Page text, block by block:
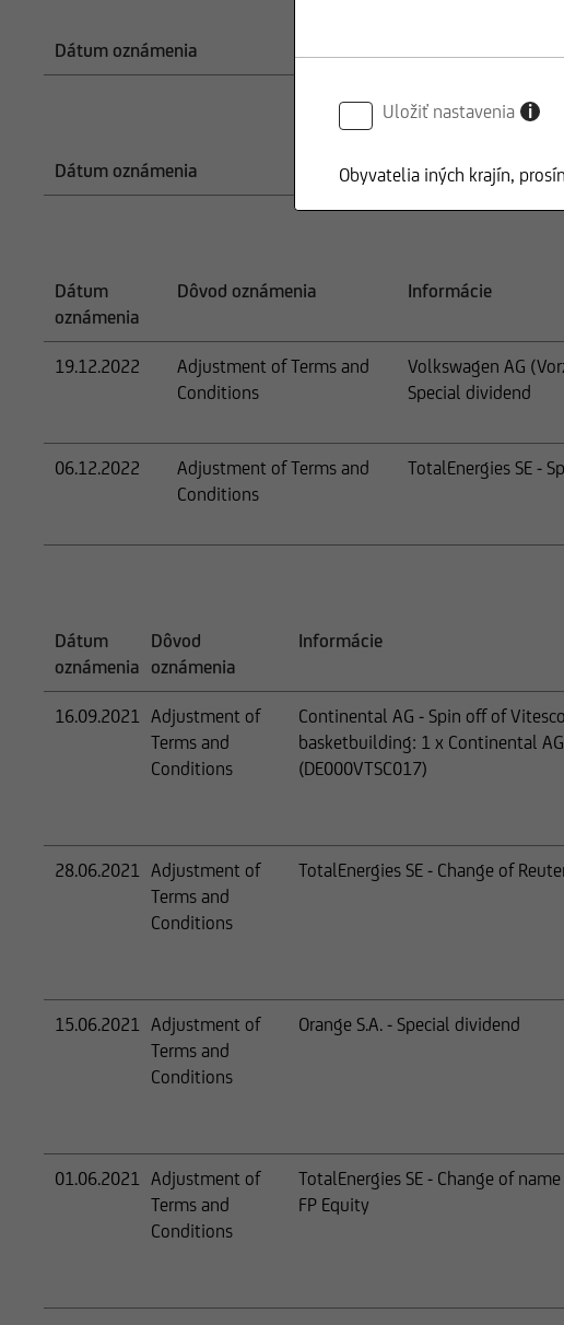
Dátum oznámenia
Dátum oznámenia Dôvod oznámenia
Dátum
oznámenia
Dôvod oznámenia Informácie
19.12.2022
Adjustment of Terms and
Conditions
Volkswagen AG
Special dividend
06.12.2022
Adjustment of Terms and
Conditions
TotalEnergies SE -
Dátum
oznámenia
Dôvod
oznámenia
Informácie
16.09.2021
Adjustment of
Terms and
Conditions
Continental AG - Spin off of
basketbuilding: 1 x Continental
(DE000VTSC017)
28.06.2021
Adjustment of
Terms and
Conditions
TotalEnergies SE - Change of
15.06.2021
Adjustment of
Terms and
Conditions
Orange S.A. - Special dividend
01.06.2021
Adjustment of
Terms and
Conditions
TotalEnergies SE - Change of
FP Equity
Uložiť nastavenia i
Obyvatelia iných krajín,